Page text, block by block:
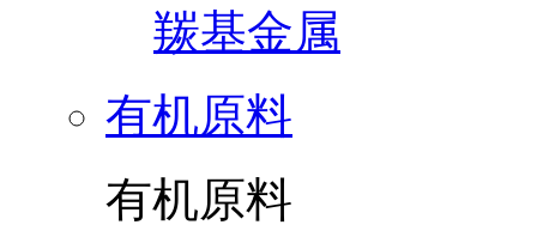
羰基金属
有机原料
有机原料